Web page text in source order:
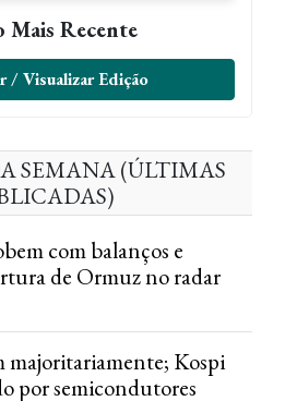
Mais Recente
/ Visualizar Edição
SEMANA (ÚLTIMAS
com balanços e
de Ormuz no radar
majoritariamente; Kospi
por semicondutores